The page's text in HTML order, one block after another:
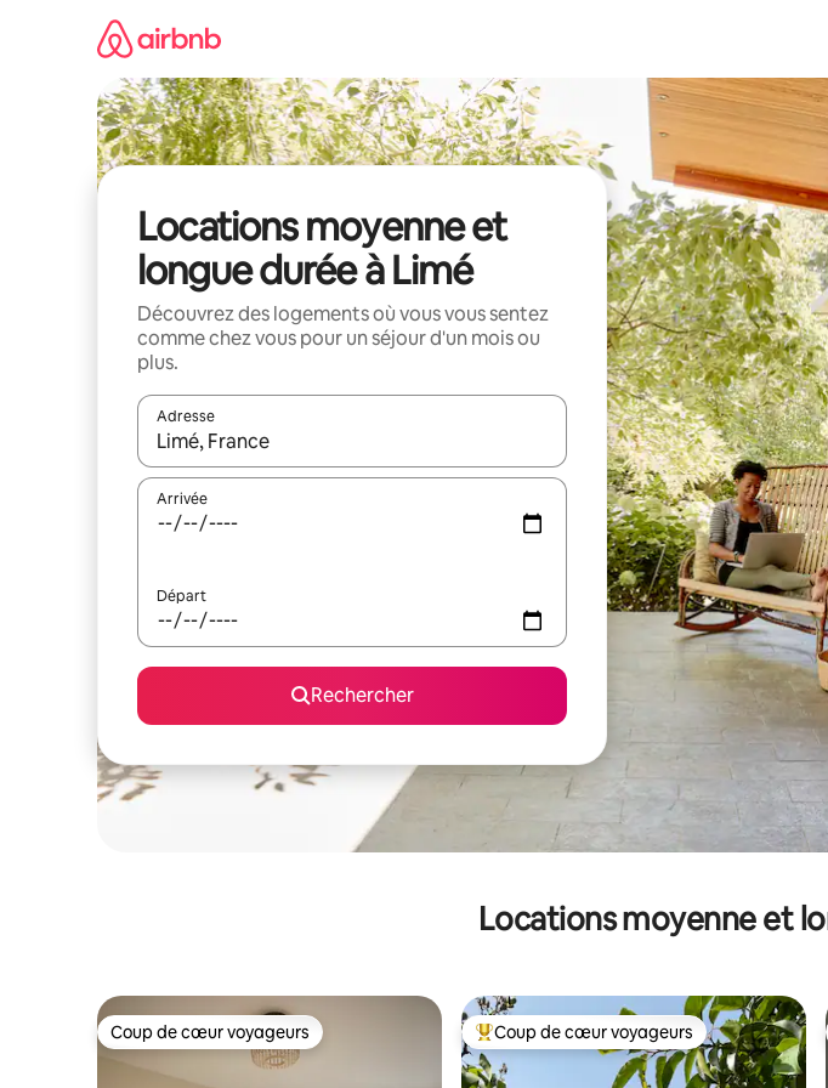
Locations moyenne et
longue durée à Limé
Découvrez des logements où vous vous sentez
comme chez vous pour un séjour d'un mois ou
plus.
Adresse
Lorsque les résultats s'affichent, utilisez les flèches vers le haut et vers le bas pour les
Arrivée
Départ
Rechercher
Locations moyenne et
Coup de cœur voyageurs
Coup de cœur voyageurs Coups de cœur voyageurs les plus appréciés
Coup de cœur voyageurs